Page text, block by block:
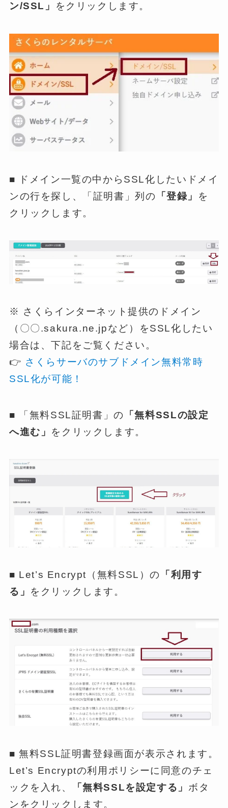
ン/SSL」
をクリックします。
■ ドメイン一覧の中からSSL化したいドメイ
ンの行を探し、「証明書」列の 「登録」 を
クリックします。
※ さくらインターネット提供のドメイン
（〇〇.sakura.ne.jpなど）をSSL化したい
場合は、下記をご覧ください。
👉 さくらサーバのサブドメイン無料常時
SSL化が可能！
■ 「無料SSL証明書」の 「無料SSLの設定
へ進む」 をクリックします。
■ Let’s Encrypt（無料SSL）の 「利用す
る」 をクリックします。
■ 無料SSL証明書登録画面が表示されます。
Let’s Encryptの利用ポリシーに同意のチェ
ックを入れ、
「無料SSLを設定する」 ボタ
ンをクリックします。